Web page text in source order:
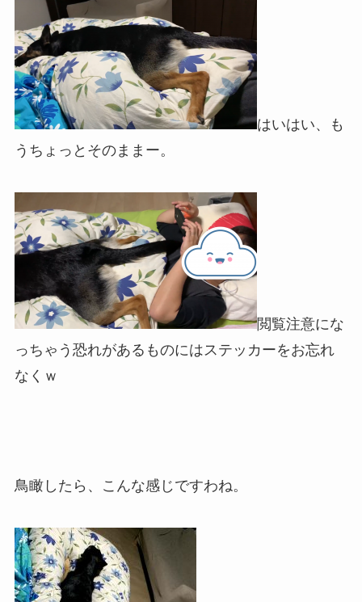
はいはい、も
うちょっとそのままー。
閲覧注意にな
っちゃう恐れがあるものにはステッカーをお忘れ
なくｗ
鳥瞰したら、こんな感じですわね。